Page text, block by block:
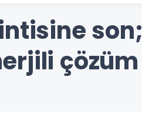
son;
çözüm